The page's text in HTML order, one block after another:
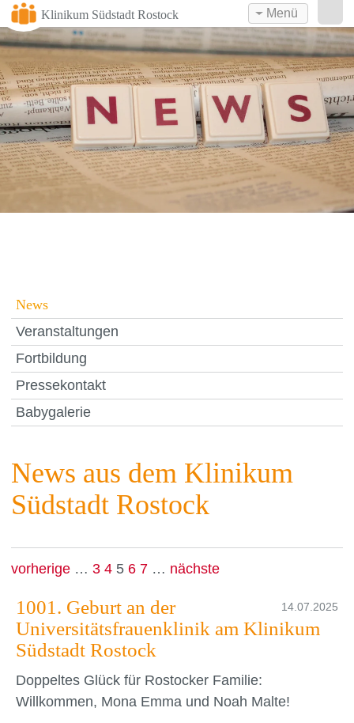
Klinikum Südstadt Rostock Menü
News
Veranstaltungen
Fortbildung
Pressekontakt
Babygalerie
News aus dem Klinikum
Südstadt Rostock
vorherige … 3 4 5 6 7 … nächste
14.07.2025
1001. Geburt an der
Universitätsfrauenklinik am Klinikum
Südstadt Rostock
Doppeltes Glück für Rostocker Familie:
Willkommen, Mona Emma und Noah Malte!